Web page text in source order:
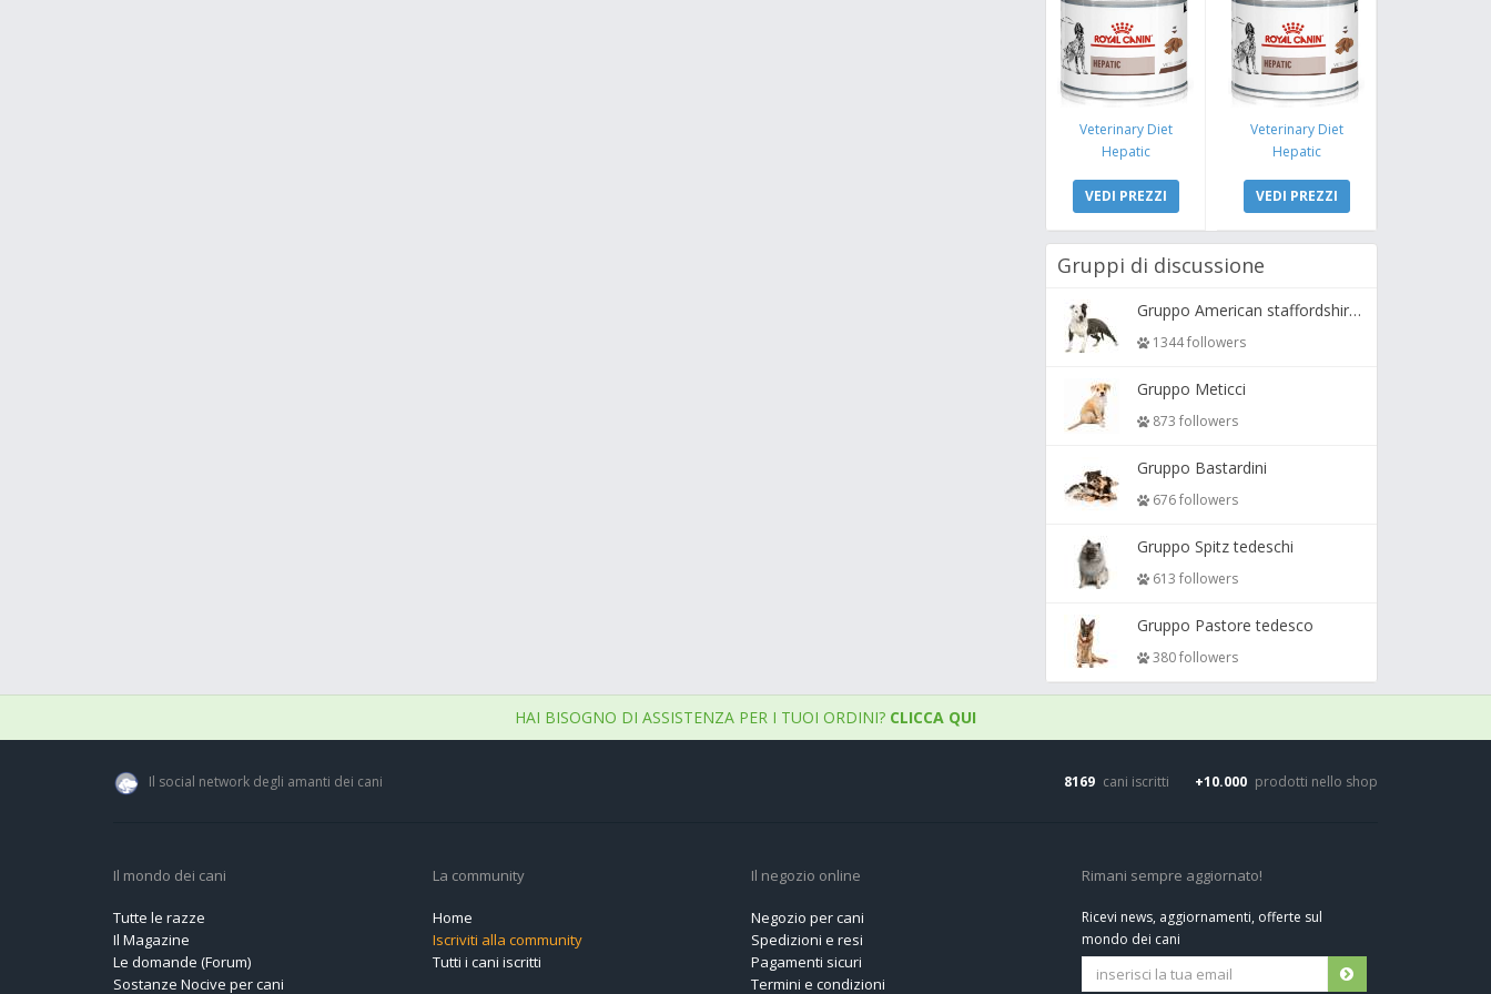
Veterinary Diet
Hepatic
VEDI PREZZI
Veterinary Diet
Hepatic
VEDI PREZZI
Gruppi di discussione
Gruppo American staffordshire terrier ( amstaff, amastaff )
1344 followers
Gruppo Meticci
873 followers
Gruppo Bastardini
676 followers
Gruppo Spitz tedeschi
613 followers
Gruppo Pastore tedesco
380 followers
HAI BISOGNO DI ASSISTENZA PER I TUOI ORDINI? CLICCA QUI
Il social network degli amanti dei cani 8169 cani iscritti +10.000 prodotti nello shop
Il mondo dei cani
Tutte le razze
Il Magazine
Le domande (Forum)
Sostanze Nocive per cani
La community
Home
Iscriviti alla community
Tutti i cani iscritti
Il negozio online
Negozio per cani
Spedizioni e resi
Pagamenti sicuri
Termini e condizioni
Rimani sempre aggiornato!
Ricevi news, aggiornamenti, offerte sul
mondo dei cani